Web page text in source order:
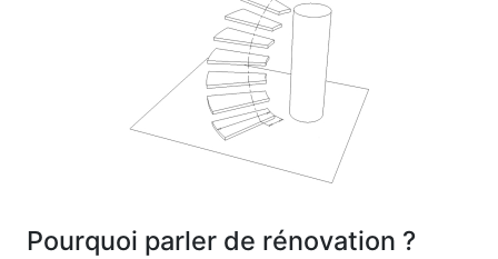
Pourquoi parler de rénovation ?